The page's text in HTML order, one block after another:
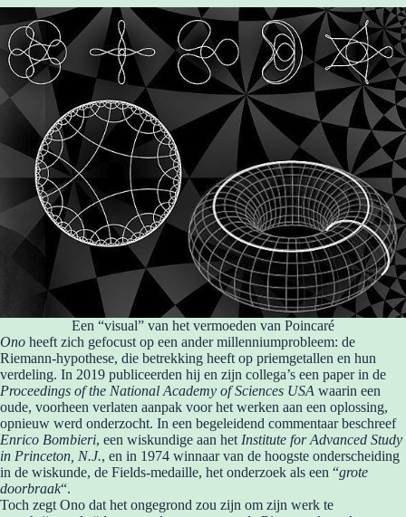
Een “visual” van het vermoeden van Poincaré
Ono heeft zich gefocust op een ander millenniumprobleem: de
Riemann-hypothese, die betrekking heeft op priemgetallen en hun
verdeling. In 2019 publiceerden hij en zijn collega’s een paper in de
Proceedings of the National Academy of Sciences USA waarin een
oude, voorheen verlaten aanpak voor het werken aan een oplossing,
opnieuw werd onderzocht. In een begeleidend commentaar beschreef
Enrico Bombieri, een wiskundige aan het Institute for Advanced Study
in Princeton, N.J., en in 1974 winnaar van de hoogste onderscheiding
in de wiskunde, de Fields-medaille, het onderzoek als een “grote
doorbraak“.
Toch zegt Ono dat het ongegrond zou zijn om zijn werk te